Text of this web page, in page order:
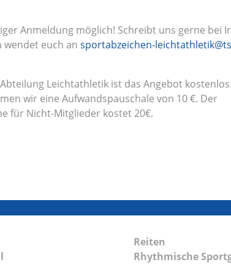
Anmeldung möglich! Schreibt uns gerne bei
wendet euch an sportabzeichen-
Leichtathletik ist das Angebot
wir eine Aufwandspauschale von 10 €. Der
für Nicht-Mitglieder kostet 20€.
Reiten
Rhythmische